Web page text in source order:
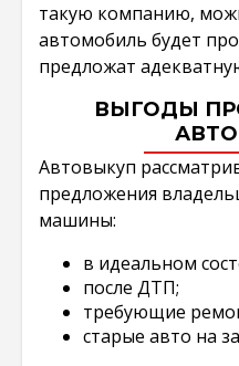
такую компанию,
автомобиль будет
предложат
ВЫГОДЫ
Автовыкуп
предложения
машины:
в идеальном
после ДТП;
требующие
старые авто на